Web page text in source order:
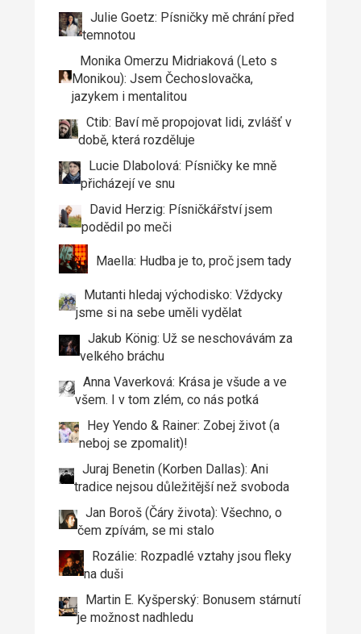
Julie Goetz: Písničky mě chrání před
temnotou
Monika Omerzu Midriaková (Leto s
Monikou): Jsem Čechoslovačka,
jazykem i mentalitou
Ctib: Baví mě propojovat lidi, zvlášť v
době, která rozděluje
Lucie Dlabolová: Písničky ke mně
přicházejí ve snu
David Herzig: Písničkářství jsem
podědil po meči
Maella: Hudba je to, proč jsem tady
Mutanti hledaj východisko: Vždycky
jsme si na sebe uměli vydělat
Jakub König: Už se neschovávám za
velkého bráchu
Anna Vaverková: Krása je všude a ve
všem. I v tom zlém, co nás potká
Hey Yendo & Rainer: Zobej život (a
neboj se zpomalit)!
Juraj Benetin (Korben Dallas): Ani
tradice nejsou důležitější než svoboda
Jan Boroš (Čáry života): Všechno, o
čem zpívám, se mi stalo
Rozálie: Rozpadlé vztahy jsou fleky
na duši
Martin E. Kyšperský: Bonusem stárnutí
je možnost nadhledu